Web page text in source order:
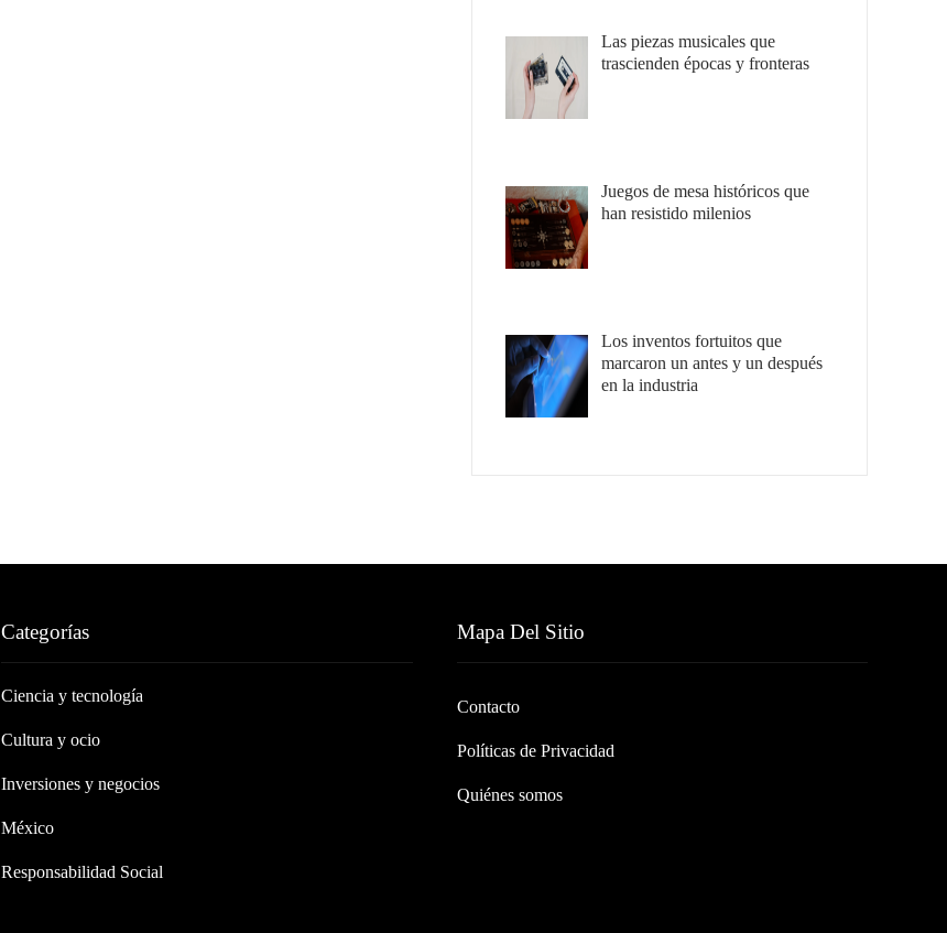
Las piezas musicales que
trascienden épocas y fronteras
Juegos de mesa históricos que
han resistido milenios
Los inventos fortuitos que
marcaron un antes y un después
en la industria
Categorías
Ciencia y tecnología
Cultura y ocio
Inversiones y negocios
México
Responsabilidad Social
Mapa Del Sitio
Contacto
Políticas de Privacidad
Quiénes somos